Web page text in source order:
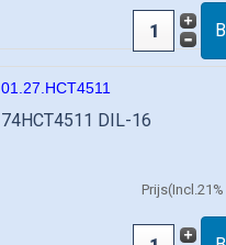
01.27.HCT4511
74HCT4511 DIL-16